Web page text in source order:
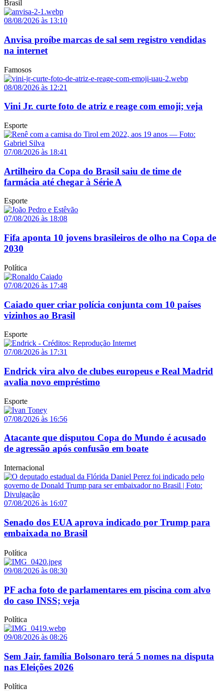
Brasil
08/08/2026 às 13:10
Anvisa proíbe marcas de sal sem registro vendidas
na internet
Famosos
08/08/2026 às 12:21
Vini Jr. curte foto de atriz e reage com emoji; veja
Esporte
07/08/2026 às 18:41
Artilheiro da Copa do Brasil saiu de time de
farmácia até chegar à Série A
Esporte
07/08/2026 às 18:08
Fifa aponta 10 jovens brasileiros de olho na Copa de
2030
Política
07/08/2026 às 17:48
Caiado quer criar polícia conjunta com 10 países
vizinhos ao Brasil
Esporte
07/08/2026 às 17:31
Endrick vira alvo de clubes europeus e Real Madrid
avalia novo empréstimo
Esporte
07/08/2026 às 16:56
Atacante que disputou Copa do Mundo é acusado
de agressão após confusão em boate
Internacional
07/08/2026 às 16:07
Senado dos EUA aprova indicado por Trump para
embaixada no Brasil
Política
09/08/2026 às 08:30
PF acha foto de parlamentares em piscina com alvo
do caso INSS; veja
Política
09/08/2026 às 08:26
Sem Jair, família Bolsonaro terá 5 nomes na disputa
nas Eleições 2026
Política